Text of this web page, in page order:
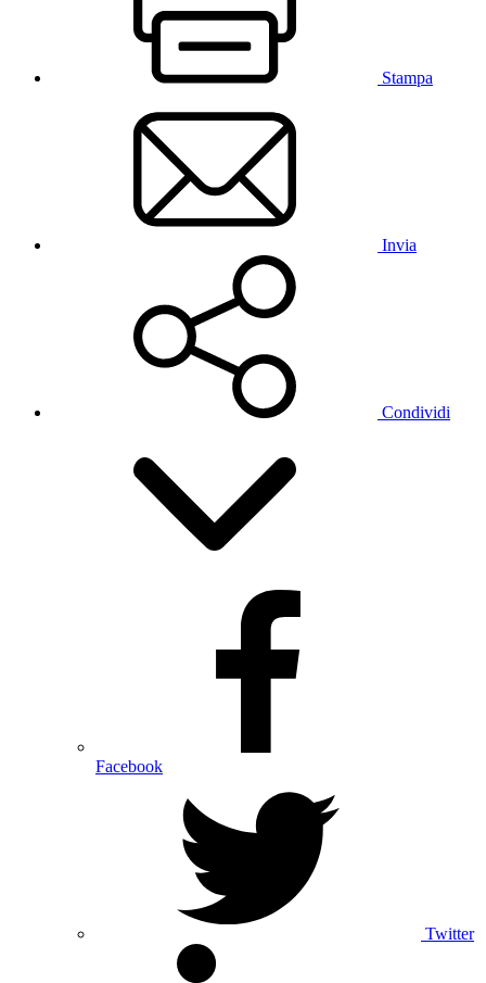
Stampa
Invia
Condividi
Facebook
Twitter